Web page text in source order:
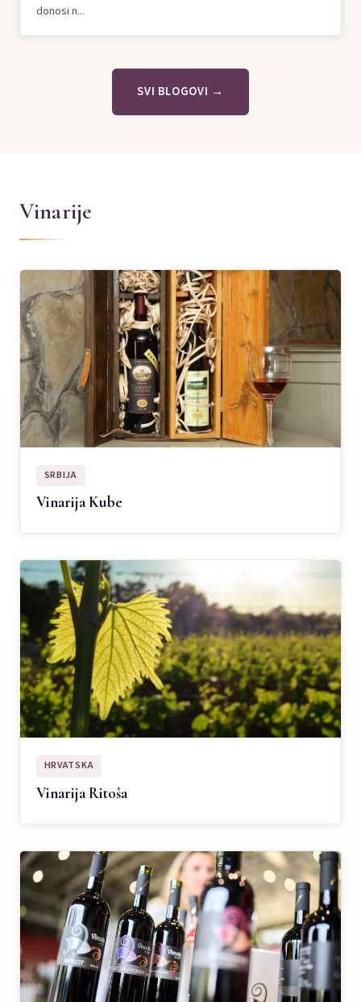
donosi n...
SVI BLOGOVI →
Vinarije
SRBIJA
Vinarija Kube
HRVATSKA
Vinarija Ritoša